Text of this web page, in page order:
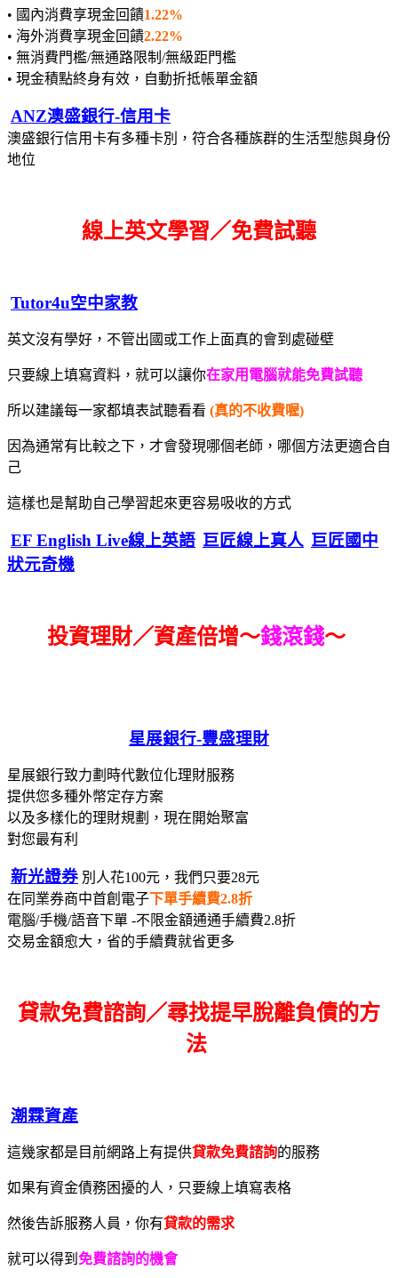
• 國內消費享現金回饋1.22%
• 海外消費享現金回饋2.22%
• 無消費門檻/無通路限制/無級距門檻
• 現金積點終身有效，自動折抵帳單金額
ANZ澳盛銀行-信用卡
澳盛銀行信用卡有多種卡別，符合各種族群的生活型態與身份
地位
線上英文學習／免費試聽
Tutor4u空中家教
英文沒有學好，不管出國或工作上面真的會到處碰壁
只要線上填寫資料，就可以讓你在家用電腦就能免費試聽
所以建議每一家都填表試聽看看 (真的不收費喔)
因為通常有比較之下，才會發現哪個老師，哪個方法更適合自
己
這樣也是幫助自己學習起來更容易吸收的方式
EF English Live線上英語 巨匠線上真人 巨匠國中
狀元奇機
投資理財／資產倍增～錢滾錢～
星展銀行-豐盛理財
星展銀行致力劃時代數位化理財服務
提供您多種外幣定存方案
以及多樣化的理財規劃，現在開始聚富
對您最有利
新光證券 別人花100元，我們只要28元
在同業券商中首創電子下單手續費2.8折
電腦/手機/語音下單 -不限金額通通手續費2.8折
交易金額愈大，省的手續費就省更多
貸款免費諮詢／尋找提早脫離負債的方
法
潮霖資產
這幾家都是目前網路上有提供貸款免費諮詢的服務
如果有資金債務困擾的人，只要線上填寫表格
然後告訴服務人員，你有貸款的需求
就可以得到 免費諮詢的機會